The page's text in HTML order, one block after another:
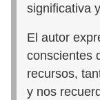
significativa
El autor
conscientes
recursos,
y nos